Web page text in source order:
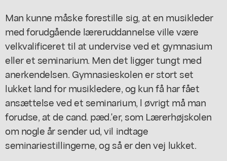
Man kunne måske forestille sig, at en musikleder
med forudgående læreruddannelse ville være
velkvalificeret til at undervise ved et gymnasium
eller et seminarium. Men det ligger tungt med
anerkendelsen. Gymnasieskolen er stort set
lukket land for musikledere, og kun få har fået
ansættelse ved et seminarium, l øvrigt må man
forudse, at de cand. pæd.'er, som Lærerhøjskolen
om nogle år sender ud, vil indtage
seminariestillingerne, og så er den vej lukket.